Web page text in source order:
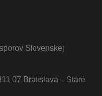
Slovenskej
07 Bratislava – Staré